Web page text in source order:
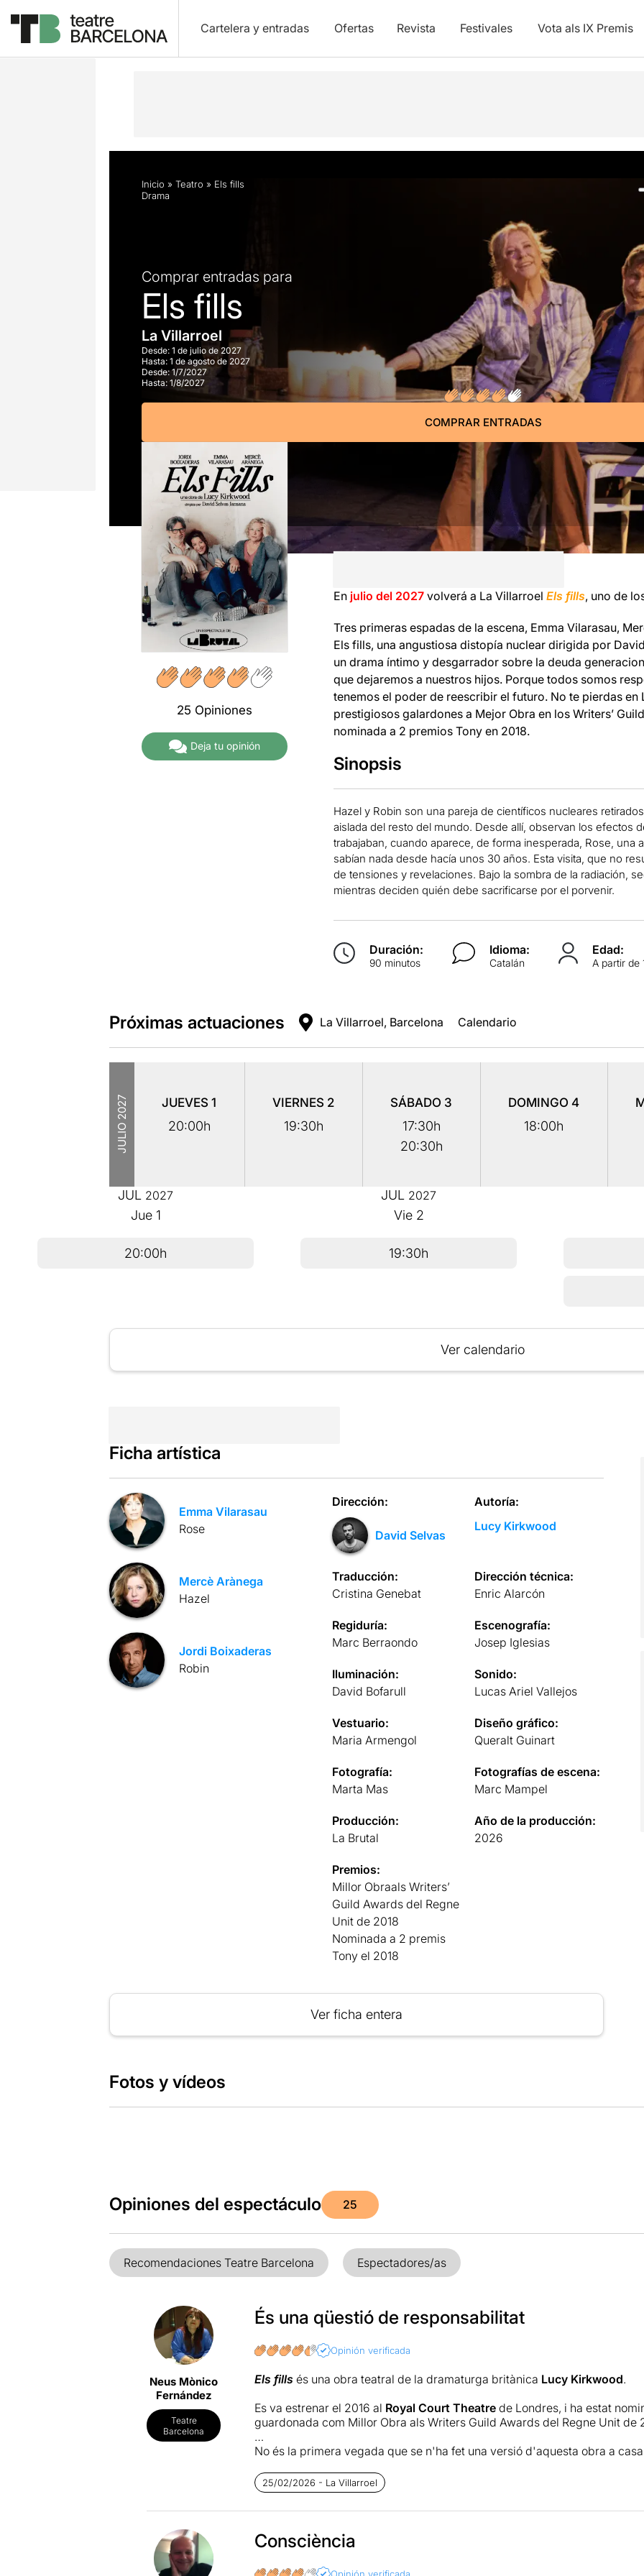
Cartelera y entradas Ofertas Revista Festivales Vota als IX Premis
Descripción Horarios Ficha artística Fotos y vídeos Opiniones Info práctica Artículos
Inicio » Teatro » Els fills
Drama
Comprar entradas para
Els fills
La Villarroel
Desde: 1 de julio de 2027
Hasta: 1 de agosto de 2027
Desde:1/7/2027
Hasta: 1/8/2027
COMPRAR ENTRADAS
25 Opiniones
Deja tu opinión
En julio del 2027volverá a La Villarroel Els fills, uno de
Tres primeras espadas de la escena, Emma Vilarasau,
Els fills, una angustiosa distopía nuclear dirigida por
un drama íntimo y desgarrador sobre la deuda
que dejaremos a nuestros hijos. Porque todos somos
tenemos el poder de reescribir el futuro. No te pierdas
prestigiosos galardones a Mejor Obra en los Writers’
nominada a 2 premios Tony en 2018.
Sinopsis
Hazel y Robin son una pareja de científicos nucleares
aislada del resto del mundo. Desde allí, observan los efectos
trabajaban, cuando aparece, de forma inesperada, Rose, una
sabían nada desde hacía unos 30 años. Esta visita, que no
de tensiones y revelaciones. Bajo la sombra de la radiación,
mientras deciden quién debe sacrificarse por el porvenir.
Duración:
90 minutos
Idioma:
Catalán
Edad:
A partir de
Próximas actuaciones La Villarroel, Barcelona Calendario
JULIO
2027 JUEVES1
20:00h
VIERNES 2
19:30h
SÁBADO 3
17:30h
20:30h
DOMINGO4
18:00h
JUL 2027
Jue 1
20:00h
JUL 2027
Vie 2
19:30h
Ver calendario
Ficha artística
Emma Vilarasau
Rose
Mercè Arànega
Hazel
Jordi Boixaderas
Robin
Dirección:
David Selvas
Autoría:
Lucy Kirkwood
Traducción:
Cristina Genebat
Dirección técnica:
Enric Alarcón
Regiduría:
Marc Berraondo
Escenografía:
Josep Iglesias
Iluminación:
David Bofarull
Sonido:
Lucas Ariel Vallejos
Vestuario:
Maria Armengol
Diseño gráfico:
Queralt Guinart
Fotografía:
Marta Mas
Fotografías de escena:
Marc Mampel
Producción:
La Brutal
Año de la producción:
2026
Premios:
Millor Obraals Writers’
Guild Awards del Regne
Unit de 2018
Nominada a 2 premis
Tony el 2018
Ver ficha entera
Fotos y vídeos
Opiniones del espectáculo 25
Recomendaciones Teatre Barcelona Espectadores/as
Neus Mònico
Fernández
Teatre
Barcelona
És una qüestió de responsabilitat
Opinión verificada
Els fills és una obra teatral de la dramaturga britànica Lucy Kirkwood.
Es va estrenar el 2016 al Royal Court Theatrede Londres, i ha estat
guardonada com Millor Obra als Writers Guild Awards del Regne Unit de
No és la primera vegada que se n'ha fet una versió d'aquesta obra a
Els fillsestà inspirada en la catàstrofe
nuclear de Fukushima (Japó) de 2011, provocada per un terratrèmol, un
per les de generacions futures.
L’obra se situa en una casa de camp a la costa d’Anglaterra, després
25/02/2026 - La Villarroel
Consciència
Opinión verificada